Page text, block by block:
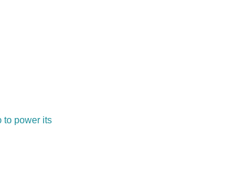
to power its